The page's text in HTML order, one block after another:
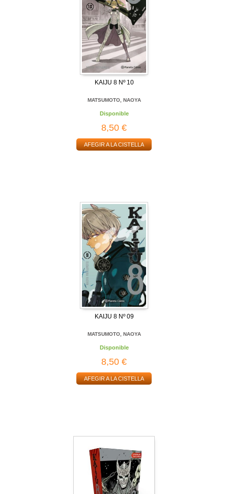
KAIJU 8 Nº 10
MATSUMOTO, NAOYA
Disponible
8,50 €
AFEGIR A LA CISTELLA
KAIJU 8 Nº 09
MATSUMOTO, NAOYA
Disponible
8,50 €
AFEGIR A LA CISTELLA